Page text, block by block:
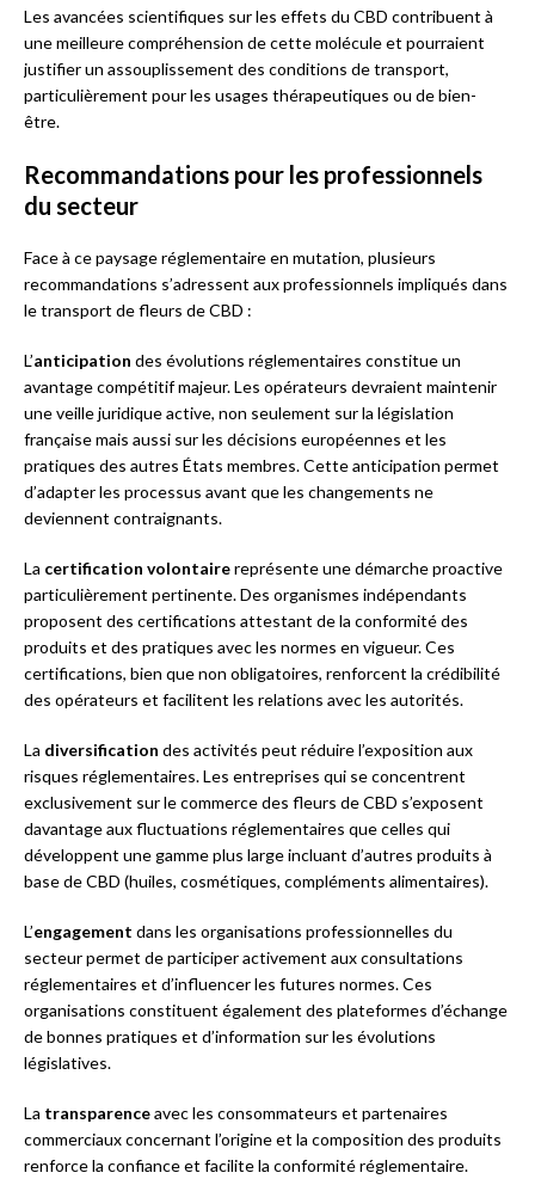
Les avancées scientifiques sur les effets du CBD contribuent à
une meilleure compréhension de cette molécule et pourraient
justifier un assouplissement des conditions de transport,
particulièrement pour les usages thérapeutiques ou de bien-
être.
Recommandations pour les professionnels
du secteur
Face à ce paysage réglementaire en mutation, plusieurs
recommandations s’adressent aux professionnels impliqués dans
le transport de fleurs de CBD :
L’anticipation des évolutions réglementaires constitue un
avantage compétitif majeur. Les opérateurs devraient maintenir
une veille juridique active, non seulement sur la législation
française mais aussi sur les décisions européennes et les
pratiques des autres États membres. Cette anticipation permet
d’adapter les processus avant que les changements ne
deviennent contraignants.
La certification volontairereprésente une démarche proactive
particulièrement pertinente. Des organismes indépendants
proposent des certifications attestant de la conformité des
produits et des pratiques avec les normes en vigueur. Ces
certifications, bien que non obligatoires, renforcent la crédibilité
des opérateurs et facilitent les relations avec les autorités.
La diversification des activités peut réduire l’exposition aux
risques réglementaires. Les entreprises qui se concentrent
exclusivement sur le commerce des fleurs de CBD s’exposent
davantage aux fluctuations réglementaires que celles qui
développent une gamme plus large incluant d’autres produits à
base de CBD (huiles, cosmétiques, compléments alimentaires).
L’engagement dans les organisations professionnelles du
secteur permet de participer activement aux consultations
réglementaires et d’influencer les futures normes. Ces
organisations constituent également des plateformes d’échange
de bonnes pratiques et d’information sur les évolutions
législatives.
La transparenceavec les consommateurs et partenaires
commerciaux concernant l’origine et la composition des produits
renforce la confiance et facilite la conformité réglementaire.